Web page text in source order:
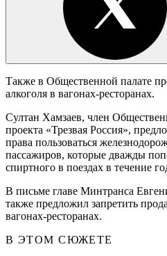
Также в Общественной палате
алкоголя в вагонах-ресторанах.
Султан Хамзаев, член
проекта «Трезвая Россия»,
права пользоваться
пассажиров, которые дважды
спиртного в поездах в течение
В письме главе Минтранса
также предложил запретить
вагонах-ресторанах.
В ЭТОМ СЮЖЕТЕ